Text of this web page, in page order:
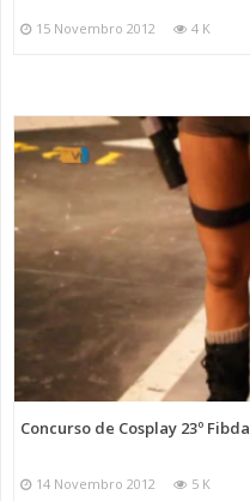
15 Novembro 2012 4 K
Concurso de Cosplay 23º Fibda
14 Novembro 2012 5 K